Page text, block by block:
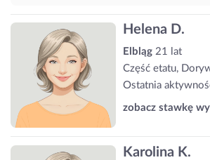
Helena D.
Elbląg 21 lat
Część etatu,
Ostatnia
zobacz stawkę
Karolina K.